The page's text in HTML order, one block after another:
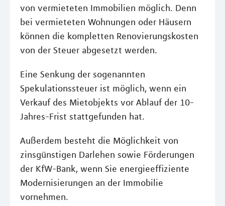
von vermieteten Immobilien möglich. Denn
bei vermieteten Wohnungen oder Häusern
können die kompletten Renovierungskosten
von der Steuer abgesetzt werden.
Eine Senkung der sogenannten
Spekulationssteuer ist möglich, wenn ein
Verkauf des Mietobjekts vor Ablauf der 10-
Jahres-Frist stattgefunden hat.
Außerdem besteht die Möglichkeit von
zinsgünstigen Darlehen sowie Förderungen
der KfW-Bank, wenn Sie energieeffiziente
Modernisierungen an der Immobilie
vornehmen.